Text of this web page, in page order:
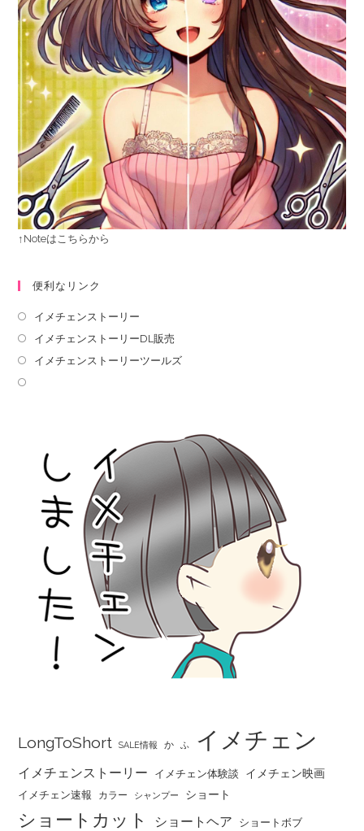
↑Noteはこちらから
便利なリンク
イメチェンストーリー
イメチェンストーリーDL販売
イメチェンストーリーツールズ
LongToShort SALE情報 か ふ イメチェン
イメチェンストーリー イメチェン体験談 イメチェン映画
イメチェン速報 カラー シャンプー ショート
ショートカット ショートヘア ショートボブ